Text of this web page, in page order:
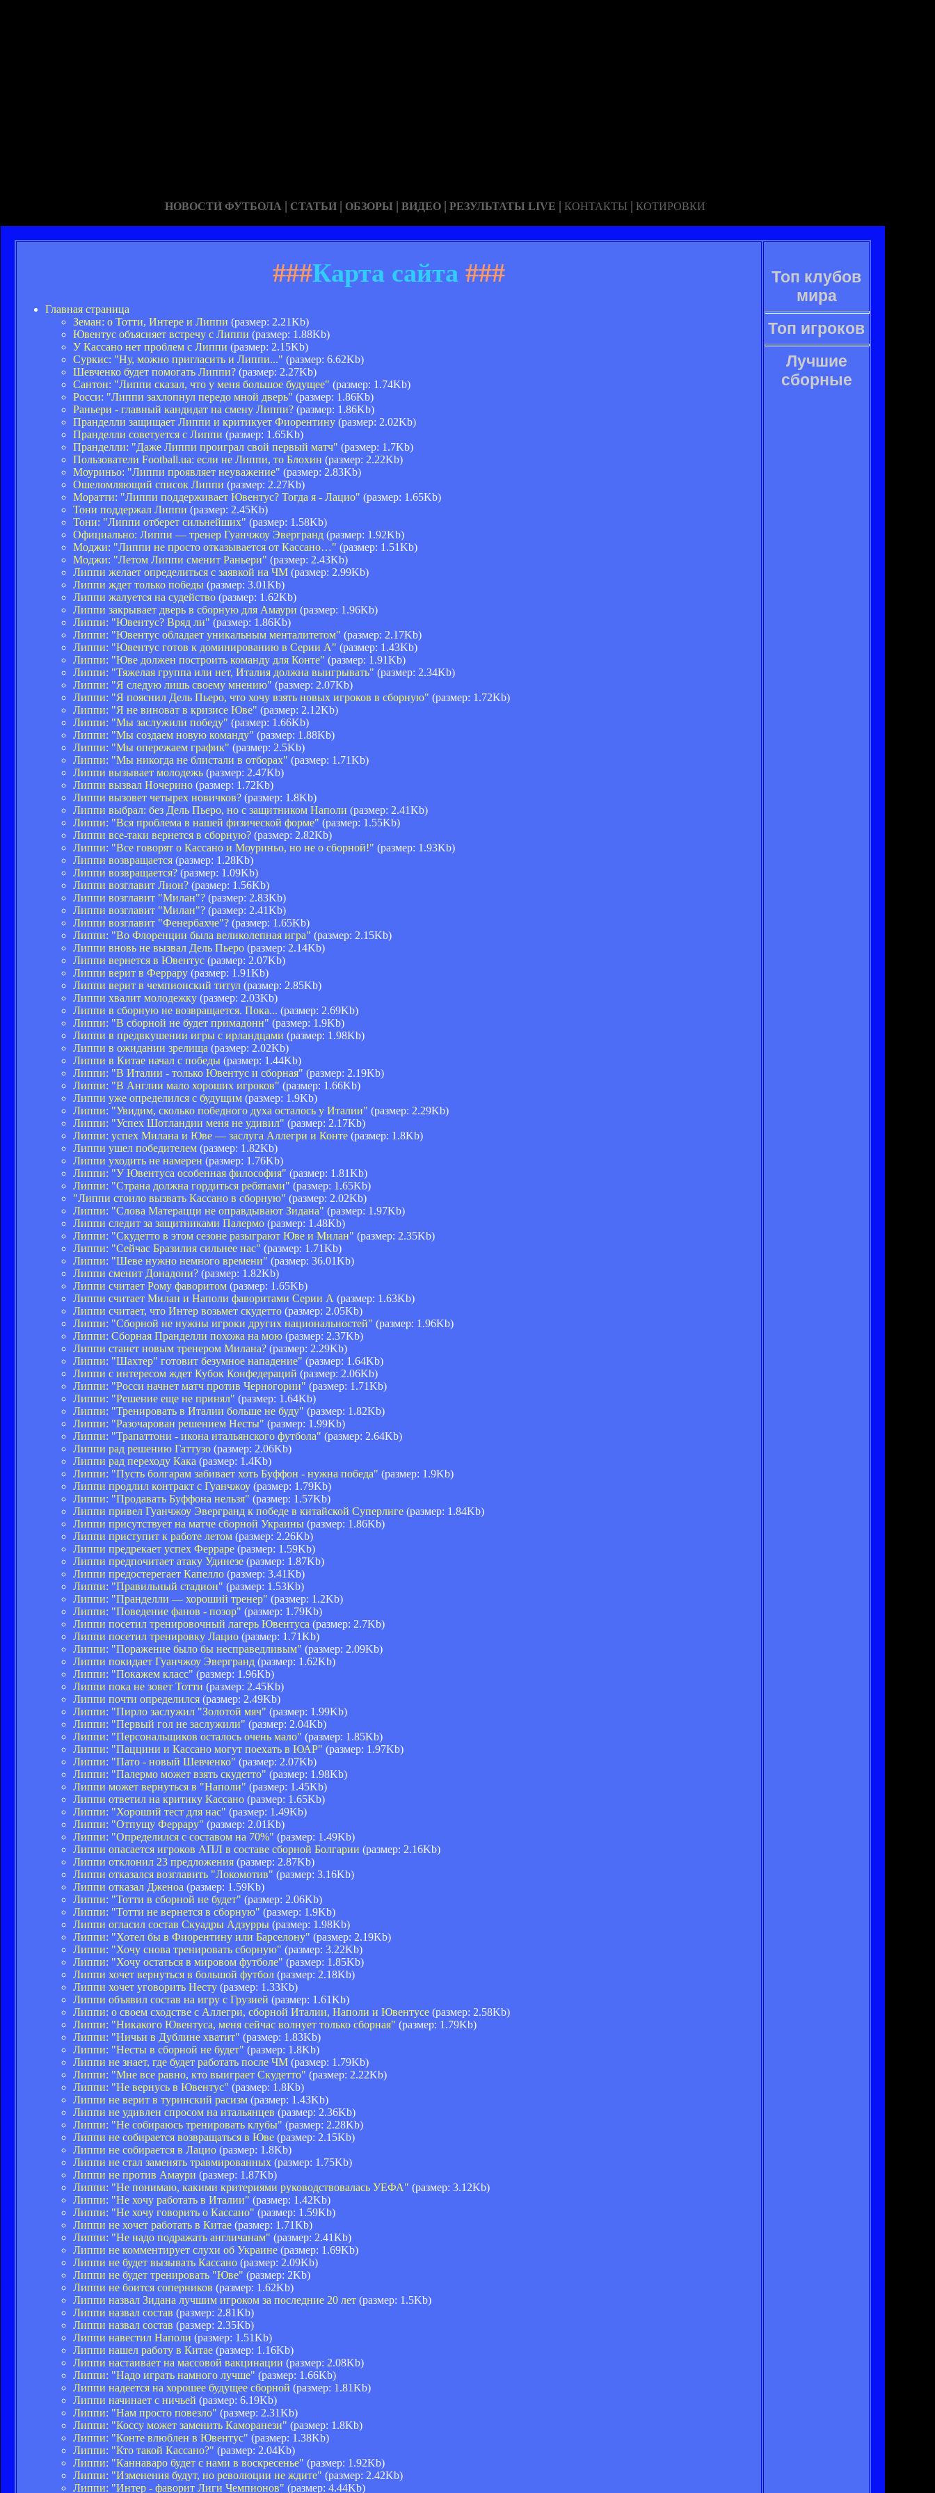
НОВОСТИ ФУТБОЛА | СТАТЬИ | ОБЗОРЫ | ВИДЕО | РЕЗУЛЬТАТЫ LIVE | КОНТАКТЫ | КОТИРОВКИ
###Карта сайта ###
Главная страница
Земан: о Тотти, Интере и Липпи (размер: 2.21Kb)
Ювентус объясняет встречу с Липпи (размер: 1.88Kb)
У Кассано нет проблем с Липпи (размер: 2.15Kb)
Суркис: "Ну, можно пригласить и Липпи..." (размер: 6.62Kb)
Шевченко будет помогать Липпи? (размер: 2.27Kb)
Сантон: "Липпи сказал, что у меня большое будущее" (размер: 1.74Kb)
Росси: "Липпи захлопнул передо мной дверь" (размер: 1.86Kb)
Раньери - главный кандидат на смену Липпи? (размер: 1.86Kb)
Пранделли защищает Липпи и критикует Фиорентину (размер: 2.02Kb)
Пранделли советуется с Липпи (размер: 1.65Kb)
Пранделли: "Даже Липпи проиграл свой первый матч" (размер: 1.7Kb)
Пользователи Football.ua: если не Липпи, то Блохин (размер: 2.22Kb)
Моуриньо: "Липпи проявляет неуважение" (размер: 2.83Kb)
Ошеломляющий список Липпи (размер: 2.27Kb)
Моратти: "Липпи поддерживает Ювентус? Тогда я - Лацио" (размер: 1.65Kb)
Тони поддержал Липпи (размер: 2.45Kb)
Тони: "Липпи отберет сильнейших" (размер: 1.58Kb)
Официально: Липпи — тренер Гуанчжоу Эвергранд (размер: 1.92Kb)
Моджи: "Липпи не просто отказывается от Кассано…" (размер: 1.51Kb)
Моджи: "Летом Липпи сменит Раньери" (размер: 2.43Kb)
Липпи желает определиться с заявкой на ЧМ (размер: 2.99Kb)
Липпи ждет только победы (размер: 3.01Kb)
Липпи жалуется на судейство (размер: 1.62Kb)
Липпи закрывает дверь в сборную для Амаури (размер: 1.96Kb)
Липпи: "Ювентус? Вряд ли" (размер: 1.86Kb)
Липпи: "Ювентус обладает уникальным менталитетом" (размер: 2.17Kb)
Липпи: "Ювентус готов к доминированию в Серии А" (размер: 1.43Kb)
Липпи: "Юве должен построить команду для Конте" (размер: 1.91Kb)
Липпи: "Тяжелая группа или нет, Италия должна выигрывать" (размер: 2.34Kb)
Липпи: "Я следую лишь своему мнению" (размер: 2.07Kb)
Липпи: "Я пояснил Дель Пьеро, что хочу взять новых игроков в сборную" (размер: 1.72Kb)
Липпи: "Я не виноват в кризисе Юве" (размер: 2.12Kb)
Липпи: "Мы заслужили победу" (размер: 1.66Kb)
Липпи: "Мы создаем новую команду" (размер: 1.88Kb)
Липпи: "Мы опережаем график" (размер: 2.5Kb)
Липпи: "Мы никогда не блистали в отборах" (размер: 1.71Kb)
Липпи вызывает молодежь (размер: 2.47Kb)
Липпи вызвал Ночерино (размер: 1.72Kb)
Липпи вызовет четырех новичков? (размер: 1.8Kb)
Липпи выбрал: без Дель Пьеро, но с защитником Наполи (размер: 2.41Kb)
Липпи: "Вся проблема в нашей физической форме" (размер: 1.55Kb)
Липпи все-таки вернется в сборную? (размер: 2.82Kb)
Липпи: "Все говорят о Кассано и Моуриньо, но не о сборной!" (размер: 1.93Kb)
Липпи возвращается (размер: 1.28Kb)
Липпи возвращается? (размер: 1.09Kb)
Липпи возглавит Лион? (размер: 1.56Kb)
Липпи возглавит "Милан"? (размер: 2.83Kb)
Липпи возглавит "Милан"? (размер: 2.41Kb)
Липпи возглавит "Фенербахче"? (размер: 1.65Kb)
Липпи: "Во Флоренции была великолепная игра" (размер: 2.15Kb)
Липпи вновь не вызвал Дель Пьеро (размер: 2.14Kb)
Липпи вернется в Ювентус (размер: 2.07Kb)
Липпи верит в Феррару (размер: 1.91Kb)
Липпи верит в чемпионский титул (размер: 2.85Kb)
Липпи хвалит молодежку (размер: 2.03Kb)
Липпи в сборную не возвращается. Пока... (размер: 2.69Kb)
Липпи: "В сборной не будет примадонн" (размер: 1.9Kb)
Липпи в предвкушении игры с ирландцами (размер: 1.98Kb)
Липпи в ожидании зрелища (размер: 2.02Kb)
Липпи в Китае начал с победы (размер: 1.44Kb)
Липпи: "В Италии - только Ювентус и сборная" (размер: 2.19Kb)
Липпи: "В Англии мало хороших игроков" (размер: 1.66Kb)
Липпи уже определился с будущим (размер: 1.9Kb)
Липпи: "Увидим, сколько победного духа осталось у Италии" (размер: 2.29Kb)
Липпи: "Успех Шотландии меня не удивил" (размер: 2.17Kb)
Липпи: успех Милана и Юве — заслуга Аллегри и Конте (размер: 1.8Kb)
Липпи ушел победителем (размер: 1.82Kb)
Липпи уходить не намерен (размер: 1.76Kb)
Липпи: "У Ювентуса особенная философия" (размер: 1.81Kb)
Липпи: "Страна должна гордиться ребятами" (размер: 1.65Kb)
"Липпи стоило вызвать Кассано в сборную" (размер: 2.02Kb)
Липпи: "Слова Матерацци не оправдывают Зидана" (размер: 1.97Kb)
Липпи следит за защитниками Палермо (размер: 1.48Kb)
Липпи: "Скудетто в этом сезоне разыграют Юве и Милан" (размер: 2.35Kb)
Липпи: "Сейчас Бразилия сильнее нас" (размер: 1.71Kb)
Липпи: "Шеве нужно немного времени" (размер: 36.01Kb)
Липпи сменит Донадони? (размер: 1.82Kb)
Липпи считает Рому фаворитом (размер: 1.65Kb)
Липпи считает Милан и Наполи фаворитами Серии А (размер: 1.63Kb)
Липпи считает, что Интер возьмет скудетто (размер: 2.05Kb)
Липпи: "Сборной не нужны игроки других национальностей" (размер: 1.96Kb)
Липпи: Сборная Пранделли похожа на мою (размер: 2.37Kb)
Липпи станет новым тренером Милана? (размер: 2.29Kb)
Липпи: "Шахтер" готовит безумное нападение" (размер: 1.64Kb)
Липпи с интересом ждет Кубок Конфедераций (размер: 2.06Kb)
Липпи: "Росси начнет матч против Черногории" (размер: 1.71Kb)
Липпи: "Решение еще не принял" (размер: 1.64Kb)
Липпи: "Тренировать в Италии больше не буду" (размер: 1.82Kb)
Липпи: "Разочарован решением Несты" (размер: 1.99Kb)
Липпи: "Трапаттони - икона итальянского футбола" (размер: 2.64Kb)
Липпи рад решению Гаттузо (размер: 2.06Kb)
Липпи рад переходу Кака (размер: 1.4Kb)
Липпи: "Пусть болгарам забивает хоть Буффон - нужна победа" (размер: 1.9Kb)
Липпи продлил контракт с Гуанчжоу (размер: 1.79Kb)
Липпи: "Продавать Буффона нельзя" (размер: 1.57Kb)
Липпи привел Гуанчжоу Эвергранд к победе в китайской Суперлиге (размер: 1.84Kb)
Липпи присутствует на матче сборной Украины (размер: 1.86Kb)
Липпи приступит к работе летом (размер: 2.26Kb)
Липпи предрекает успех Ферраре (размер: 1.59Kb)
Липпи предпочитает атаку Удинезе (размер: 1.87Kb)
Липпи предостерегает Капелло (размер: 3.41Kb)
Липпи: "Правильный стадион" (размер: 1.53Kb)
Липпи: "Пранделли — хороший тренер" (размер: 1.2Kb)
Липпи: "Поведение фанов - позор" (размер: 1.79Kb)
Липпи посетил тренировочный лагерь Ювентуса (размер: 2.7Kb)
Липпи посетил тренировку Лацио (размер: 1.71Kb)
Липпи: "Поражение было бы несправедливым" (размер: 2.09Kb)
Липпи покидает Гуанчжоу Эвергранд (размер: 1.62Kb)
Липпи: "Покажем класс" (размер: 1.96Kb)
Липпи пока не зовет Тотти (размер: 2.45Kb)
Липпи почти определился (размер: 2.49Kb)
Липпи: "Пирло заслужил "Золотой мяч" (размер: 1.99Kb)
Липпи: "Первый гол не заслужили" (размер: 2.04Kb)
Липпи: "Персональщиков осталось очень мало" (размер: 1.85Kb)
Липпи: "Паццини и Кассано могут поехать в ЮАР" (размер: 1.97Kb)
Липпи: "Пато - новый Шевченко" (размер: 2.07Kb)
Липпи: "Палермо может взять скудетто" (размер: 1.98Kb)
Липпи может вернуться в "Наполи" (размер: 1.45Kb)
Липпи ответил на критику Кассано (размер: 1.65Kb)
Липпи: "Хороший тест для нас" (размер: 1.49Kb)
Липпи: "Отпущу Феррару" (размер: 2.01Kb)
Липпи: "Определился с составом на 70%" (размер: 1.49Kb)
Липпи опасается игроков АПЛ в составе сборной Болгарии (размер: 2.16Kb)
Липпи отклонил 23 предложения (размер: 2.87Kb)
Липпи отказался возглавить "Локомотив" (размер: 3.16Kb)
Липпи отказал Дженоа (размер: 1.59Kb)
Липпи: "Тотти в сборной не будет" (размер: 2.06Kb)
Липпи: "Тотти не вернется в сборную" (размер: 1.9Kb)
Липпи огласил состав Скуадры Адзурры (размер: 1.98Kb)
Липпи: "Хотел бы в Фиорентину или Барселону" (размер: 2.19Kb)
Липпи: "Хочу снова тренировать сборную" (размер: 3.22Kb)
Липпи: "Хочу остаться в мировом футболе" (размер: 1.85Kb)
Липпи хочет вернуться в большой футбол (размер: 2.18Kb)
Липпи хочет уговорить Несту (размер: 1.33Kb)
Липпи объявил состав на игру с Грузией (размер: 1.61Kb)
Липпи: о своем сходстве с Аллегри, сборной Италии, Наполи и Ювентусе (размер: 2.58Kb)
Липпи: "Никакого Ювентуса, меня сейчас волнует только сборная" (размер: 1.79Kb)
Липпи: "Ничьи в Дублине хватит" (размер: 1.83Kb)
Липпи: "Несты в сборной не будет" (размер: 1.8Kb)
Липпи не знает, где будет работать после ЧМ (размер: 1.79Kb)
Липпи: "Мне все равно, кто выиграет Скудетто" (размер: 2.22Kb)
Липпи: "Не вернусь в Ювентус" (размер: 1.8Kb)
Липпи не верит в туринский расизм (размер: 1.43Kb)
Липпи не удивлен спросом на итальянцев (размер: 2.36Kb)
Липпи: "Не собираюсь тренировать клубы" (размер: 2.28Kb)
Липпи не собирается возвращаться в Юве (размер: 2.15Kb)
Липпи не собирается в Лацио (размер: 1.8Kb)
Липпи не стал заменять травмированных (размер: 1.75Kb)
Липпи не против Амаури (размер: 1.87Kb)
Липпи: "Не понимаю, какими критериями руководствовалась УЕФА" (размер: 3.12Kb)
Липпи: "Не хочу работать в Италии" (размер: 1.42Kb)
Липпи: "Не хочу говорить о Кассано" (размер: 1.59Kb)
Липпи не хочет работать в Китае (размер: 1.71Kb)
Липпи: "Не надо подражать англичанам" (размер: 2.41Kb)
Липпи не комментирует слухи об Украине (размер: 1.69Kb)
Липпи не будет вызывать Кассано (размер: 2.09Kb)
Липпи не будет тренировать "Юве" (размер: 2Kb)
Липпи не боится соперников (размер: 1.62Kb)
Липпи назвал Зидана лучшим игроком за последние 20 лет (размер: 1.5Kb)
Липпи назвал состав (размер: 2.81Kb)
Липпи назвал состав (размер: 2.35Kb)
Липпи навестил Наполи (размер: 1.51Kb)
Липпи нашел работу в Китае (размер: 1.16Kb)
Липпи настаивает на массовой вакцинации (размер: 2.08Kb)
Липпи: "Надо играть намного лучше" (размер: 1.66Kb)
Липпи надеется на хорошее будущее сборной (размер: 1.81Kb)
Липпи начинает с ничьей (размер: 6.19Kb)
Липпи: "Нам просто повезло" (размер: 2.31Kb)
Липпи: "Коссу может заменить Каморанези" (размер: 1.8Kb)
Липпи: "Конте влюблен в Ювентус" (размер: 1.38Kb)
Липпи: "Кто такой Кассано?" (размер: 2.04Kb)
Липпи: "Каннаваро будет с нами в воскресенье" (размер: 1.92Kb)
Липпи: "Изменения будут, но революции не ждите" (размер: 2.42Kb)
Липпи: "Интер - фаворит Лиги Чемпионов" (размер: 4.44Kb)
Топ клубов
мира
Топ игроков
Лучшие
сборные